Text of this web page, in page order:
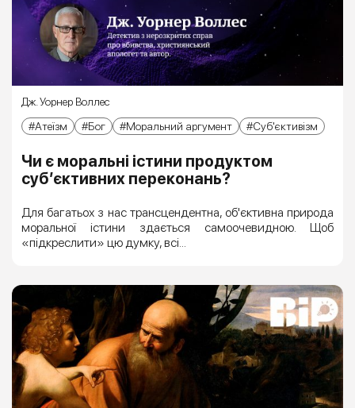
Дж. Уорнер Воллес
Атеїзм
Бог Моральний аргумент Суб'єктивізм
Чи є моральні істини продуктом
суб’єктивних переконань?
Для багатьох з нас трансцендентна, об'єктивна природа
моральної істини здається самоочевидною. Щоб
«підкреслити» цю думку, всі...